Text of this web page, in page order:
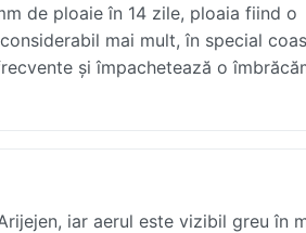
de ploaie în 14 zile, ploaia fiind o
mai mult, în special
și împachetează o
iar aerul este vizibil greu în